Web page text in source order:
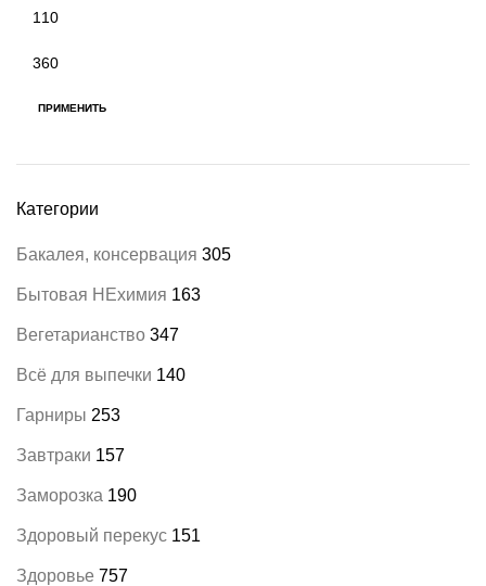
цена
цена
ПРИМЕНИТЬ
Категории
Бакалея, консервация 305
Бытовая НЕхимия 163
Вегетарианство 347
Всё для выпечки 140
Гарниры 253
Завтраки 157
Заморозка 190
Здоровый перекус 151
Здоровье 757